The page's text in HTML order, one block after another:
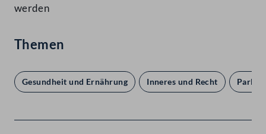
werden
Themen
Gesundheit und Ernährung Inneres und Recht